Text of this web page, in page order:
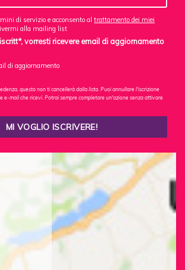
di servizio e acconsento al trattamento dei miei
alla mailing list
vorresti ricevere email di aggiornamento
di aggiornamento
questo non ti cancellerà dalla lista. Puoi annullare l'iscrizione
e-mail che ricevi. Potrai sempre completare un'azione senza attivare